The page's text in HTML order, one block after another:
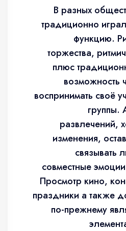
В разных
традиционно
функцию.
торжества,
плюс
возможность
воспринимать своё
группы.
развлечений,
изменения,
связывать
совместные
Просмотр кино,
праздники а также
по-прежнему